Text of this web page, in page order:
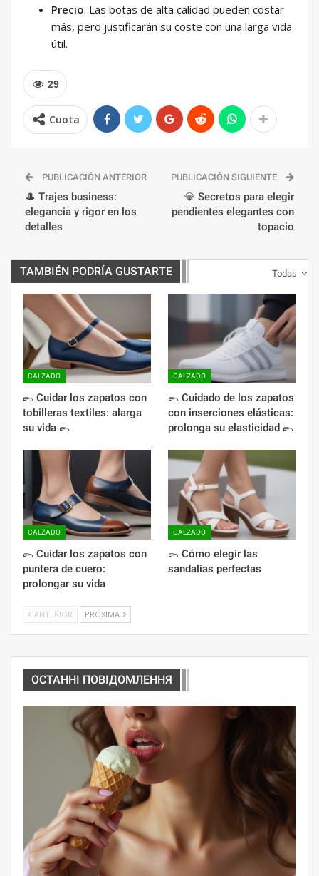
Precio. Las botas de alta calidad pueden costar
más, pero justificarán su coste con una larga vida
útil.
29
Cuota
PUBLICACIÓN ANTERIOR
🎩 Trajes business:
elegancia y rigor en los
detalles
PUBLICACIÓN SIGUIENTE
💎 Secretos para elegir
pendientes elegantes con
topacio
Todas
TAMBIÉN PODRÍA GUSTARTE
CALZADO
🥿 Cuidar los zapatos con
tobilleras textiles: alarga
su vida 🥿
CALZADO
🥿 Cuidado de los zapatos
con inserciones elásticas:
prolonga su elasticidad 🥿
CALZADO
🥿 Cuidar los zapatos con
puntera de cuero:
prolongar su vida
CALZADO
🥿 Cómo elegir las
sandalias perfectas
ANTERIOR PRÓXIMA
ОСТАННІ ПОВІДОМЛЕННЯ